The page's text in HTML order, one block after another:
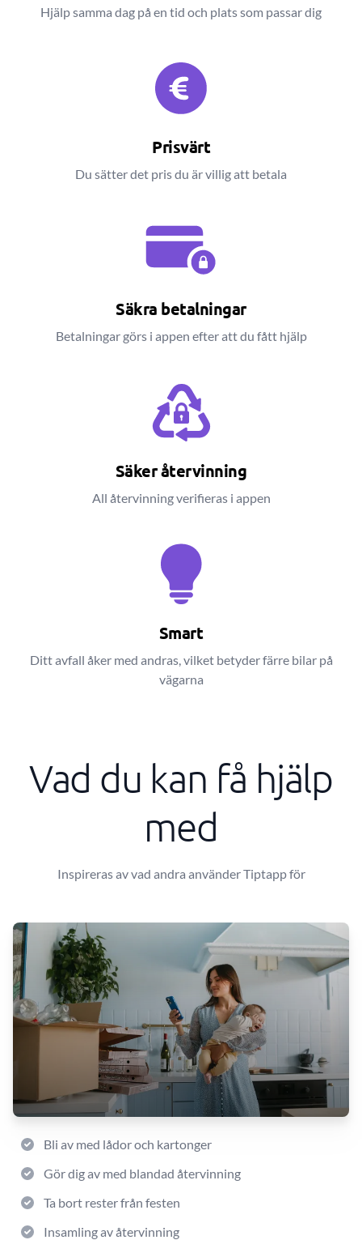
Hjälp samma dag på en tid och plats som passar dig
Prisvärt
Du sätter det pris du är villig att betala
Säkra betalningar
Betalningar görs i appen efter att du fått hjälp
Säker återvinning
All återvinning verifieras i appen
Smart
Ditt avfall åker med andras, vilket betyder färre bilar på
vägarna
Vad du kan få hjälp
med
Inspireras av vad andra använder Tiptapp för
Bli av med lådor och kartonger
Gör dig av med blandad återvinning
Ta bort rester från festen
Insamling av återvinning